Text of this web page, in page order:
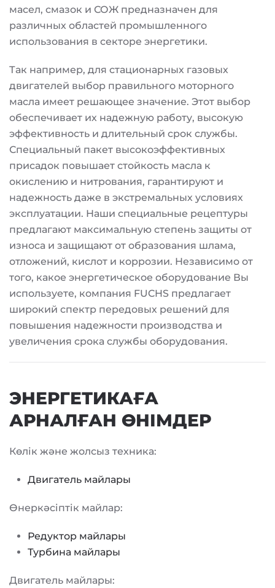
масел, смазок и СОЖ предназначен для
различных областей промышленного
использования в секторе энергетики.
Так например, для стационарных газовых
двигателей выбор правильного моторного
масла имеет решающее значение. Этот выбор
обеспечивает их надежную работу, высокую
эффективность и длительный срок службы.
Специальный пакет высокоэффективных
присадок повышает стойкость масла к
окислению и нитрования, гарантируют и
надежность даже в экстремальных условиях
эксплуатации. Наши специальные рецептуры
предлагают максимальную степень защиты от
износа и защищают от образования шлама,
отложений, кислот и коррозии. Независимо от
того, какое энергетическое оборудование Вы
используете, компания FUCHS предлагает
широкий спектр передовых решений для
повышения надежности производства и
увеличения срока службы оборудования.
ЭНЕРГЕТИКАҒА
АРНАЛҒАН ӨНІМДЕР
Көлік және жолсыз техника:
Двигатель майлары
Өнеркәсіптік майлар:
Редуктор майлары
Турбина майлары
Двигатель майлары: